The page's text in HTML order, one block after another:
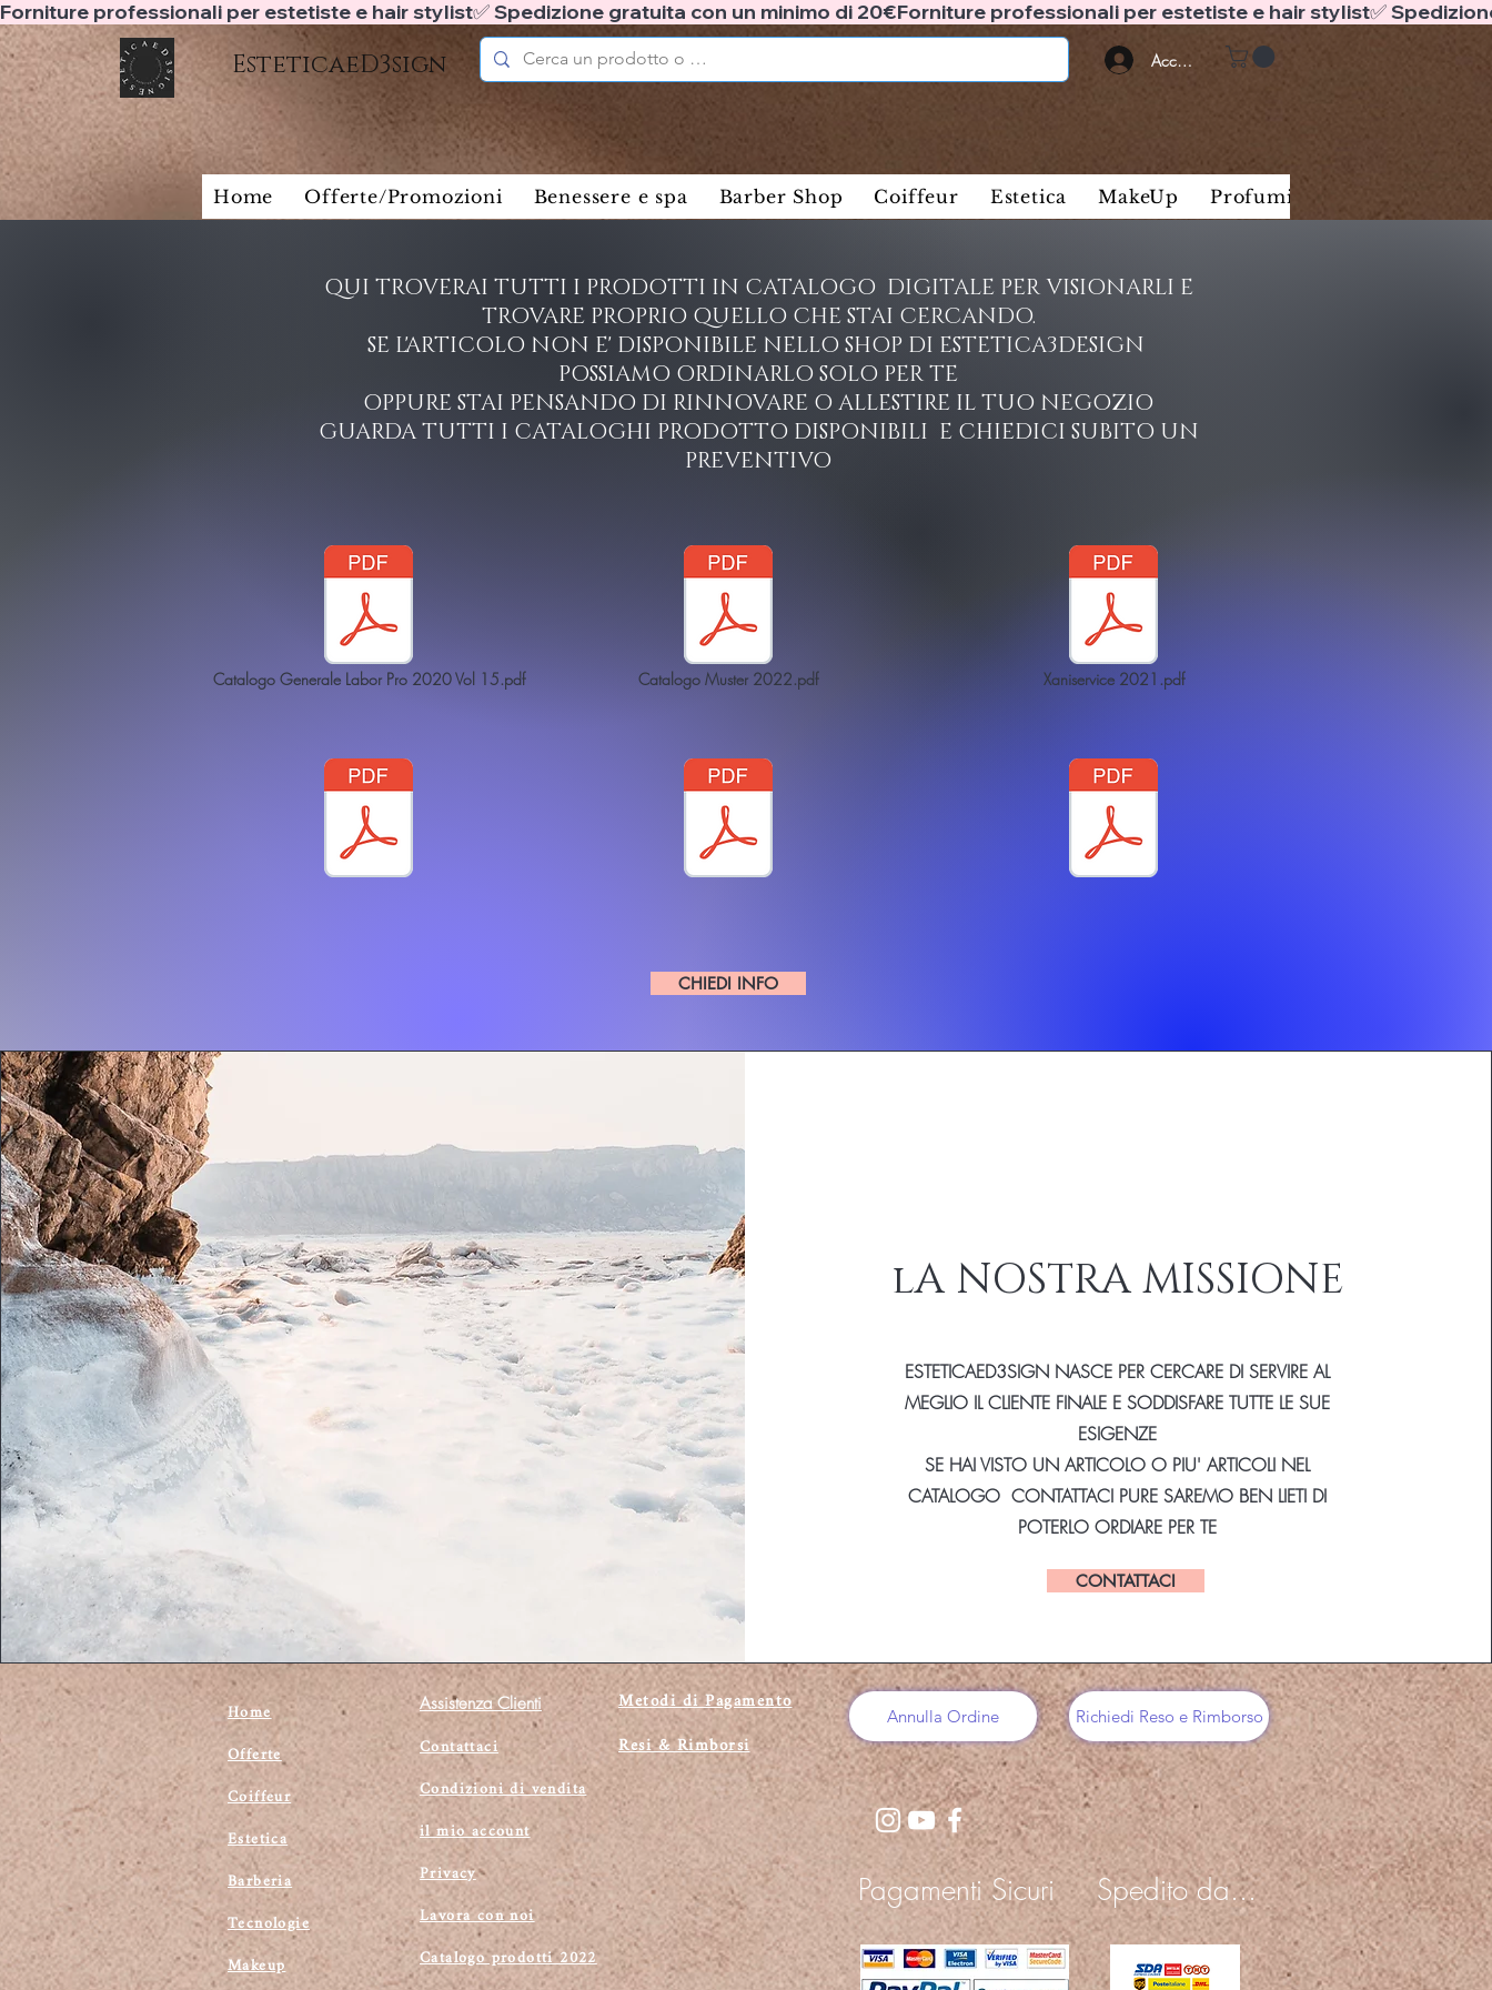
Forniture professionali per estetiste e hair stylist✅ Spedizione gratuita con un minimo di 20€
EsteticaeD3sign Accedi
Home Offerte/Promozioni Benessere e spa Barber Shop Coiffeur Estetica MakeUp Profumi
QUI TROVERAI TUTTI I PRODOTTI IN CATALOGO DIGITALE PER VISIONARLI E
TROVARE PROPRIO QUELLO CHE STAI CERCANDO.
SE L'ARTICOLO NON E' DISPONIBILE NELLO SHOP DI ESTETICA3DESIGN
POSSIAMO ORDINARLO SOLO PER TE
OPPURE STAI PENSANDO DI RINNOVARE O ALLESTIRE IL TUO NEGOZIO
GUARDA TUTTI I CATALOGHI PRODOTTO DISPONIBILI E CHIEDICI SUBITO UN
PREVENTIVO
Catalogo Generale Labor Pro 2020 Vol 15.pdf Catalogo Muster 2022.pdf Xaniservice 2021.pdf
CHIEDI INFO
lA NOSTRA MISSIONE
ESTETICAED3SIGN NASCE PER CERCARE DI SERVIRE AL
MEGLIO IL CLIENTE FINALE E SODDISFARE TUTTE LE SUE
ESIGENZE
SE HAI VISTO UN ARTICOLO O PIU' ARTICOLI NEL
CATALOGO CONTATTACI PURE SAREMO BEN LIETI DI
POTERLO ORDIARE PER TE
CONTATTACI
Home
Offerte
Coiffeur
Estetica
Barberia
Tecnologie
Makeup
Assistenza Clienti
Contattaci
Condizioni di vendita
il mio account
Privacy
Lavora con noi
Catalogo prodotti 2022
Metodi di Pagamento
Resi & Rimborsi
Annulla Ordine Richiedi Reso e Rimborso
Pagamenti Sicuri Spedito da...